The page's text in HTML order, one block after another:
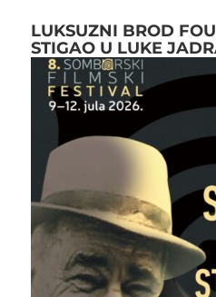
LUKSUZNI BROD
STIGAO U LUKE